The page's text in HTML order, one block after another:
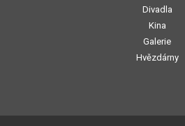
Divadla
Kina
Galerie
Hvězdárny